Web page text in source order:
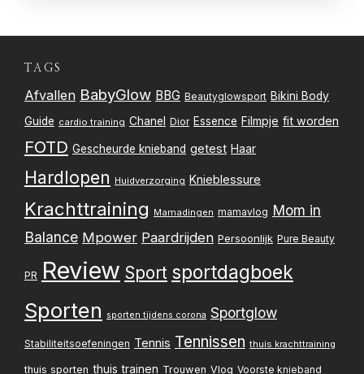
TAGS
Afvallen BabyGlow BBG Beautyglowsport Bikini Body
Guide cardio training Chanel Dior Essence Filmpje fit worden
FOTD Gescheurde knieband getest Haar
Hardlopen Huidverzorging Knieblessure
Krachttraining Mamadingen mamavlog Mom in
Balance Mpower Paardrijden Persoonlijk Pure Beauty
PR Review Sport sportdagboek
Sporten sporten tijdens corona Sportglow
Stabiliteitsoefeningen Tennis Tennissen thuis krachttraining
thuis sporten thuis trainen Trouwen Vlog Voorste knieband